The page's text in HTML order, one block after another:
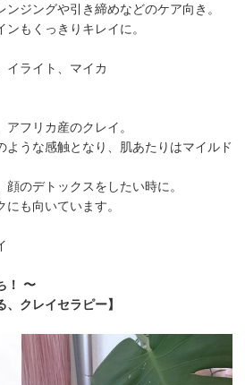
ジングや引き締めなどのケア向き。
もくっきりキレイに。
イライト、マイカ
フリカ産のクレイ。
ような感触となり、肌あたりはマイルド
のデトックスをしたい時に。
も向いています。
！ 〜
、クレイセラピー】